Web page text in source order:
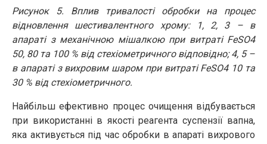
Рисунок 5. Вплив тривалості обробки на процес
відновлення шестивалентного хрому: 1, 2, 3 – в
апараті з механічною мішалкою при витраті FeSO4
50, 80 та 100 % від стехіометричного відповідно; 4, 5 –
в апараті з вихровим шаром при витраті FeSO4 10 та
30 % від стехіометричного.
Найбільш ефективно процес очищення відбувається
при використанні в якості реагента суспензії вапна,
яка активується під час обробки в апараті вихрового